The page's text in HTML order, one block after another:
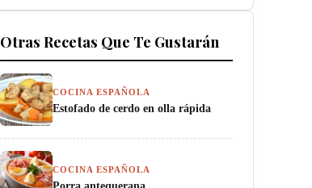
Otras Recetas Que Te Gustarán
COCINA ESPAÑOLA
Estofado de cerdo en olla rápida
COCINA ESPAÑOLA